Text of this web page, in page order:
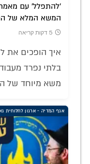
'להתפלל' עם מאמר
המשא המלא של
5 דקות קריאה
איך הופכים את
בלתי נפרד
משא מיוחד של
אגף המדיה - ארגון לחלוחית